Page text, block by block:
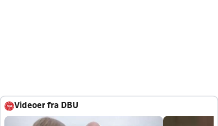
Videoer fra DBU